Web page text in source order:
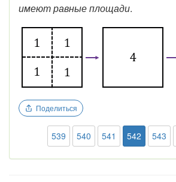
имеют равные площади.
Поделиться
539 540 541 542 543